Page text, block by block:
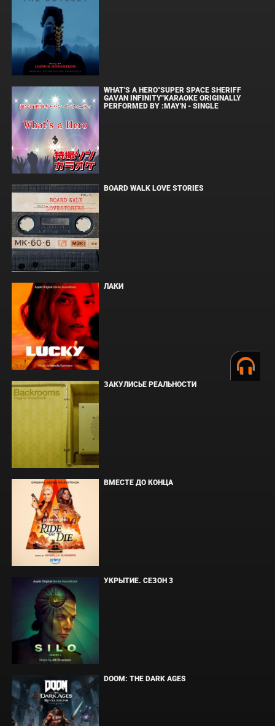
WHAT'S A HERO"SUPER SPACE SHERIFF
GAVAN INFINITY"KARAOKE ORIGINALLY
PERFORMED BY :MAY'N - SINGLE
BOARD WALK LOVE STORIES
ЛАКИ
ЗАКУЛИСЬЕ РЕАЛЬНОСТИ
ВМЕСТЕ ДО КОНЦА
УКРЫТИЕ. СЕЗОН 3
DOOM: THE DARK AGES